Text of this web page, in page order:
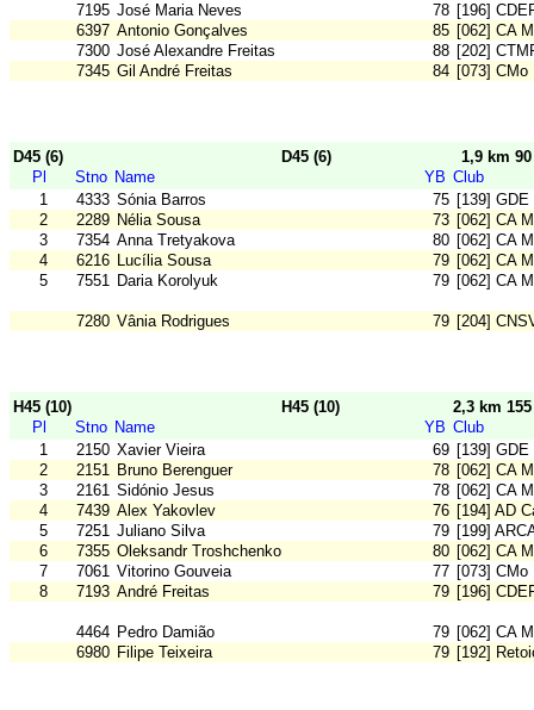
7195 José Maria Neves 78 [196]
6397 Antonio Gonçalves 85 [062] CA
7300 José Alexandre Freitas 88 [202]
7345 Gil André Freitas 84 [073] CMo
D45 (6) D45 (6)
1,9 km
Pl
Stno Name YB Club
1
4333 Sónia Barros 75 [139] GDE
2
2289 Nélia Sousa 73 [062] CA
3
7354 Anna Tretyakova 80 [062] CA
4
6216 Lucília Sousa 79 [062] CA
5
7551 Daria Korolyuk 79 [062] CA
7280 Vânia Rodrigues 79 [204]
H45 (10) H45 (10)
2,3 km
Pl
Stno Name YB Club
1
2150 Xavier Vieira 69 [139] GDE
2
2151 Bruno Berenguer 78 [062] CA
3
2161 Sidónio Jesus 78 [062] CA
4
7439 Alex Yakovlev 76 [194] AD
5
7251 Juliano Silva 79 [199]
6
7355 Oleksandr Troshchenko 80 [062] CA
7
7061 Vitorino Gouveia 77 [073] CMo
8
7193 André Freitas 79 [196]
4464 Pedro Damião 79 [062] CA
6980 Filipe Teixeira 79 [192]